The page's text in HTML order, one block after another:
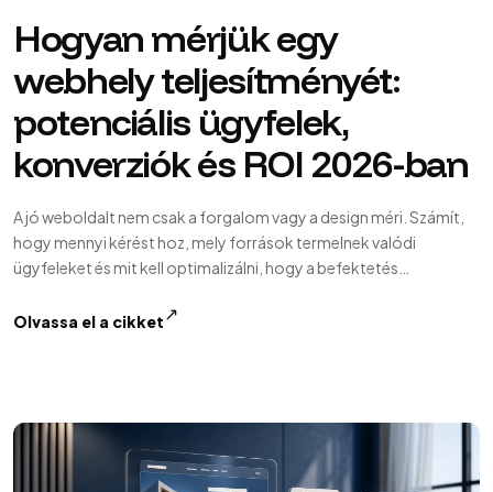
Hogyan mérjük egy
webhely teljesítményét:
potenciális ügyfelek,
konverziók és ROI 2026-ban
A jó weboldalt nem csak a forgalom vagy a design méri. Számít,
hogy mennyi kérést hoz, mely források termelnek valódi
ügyfeleket és mit kell optimalizálni, hogy a befektetés
Olvassa el a cikket↗